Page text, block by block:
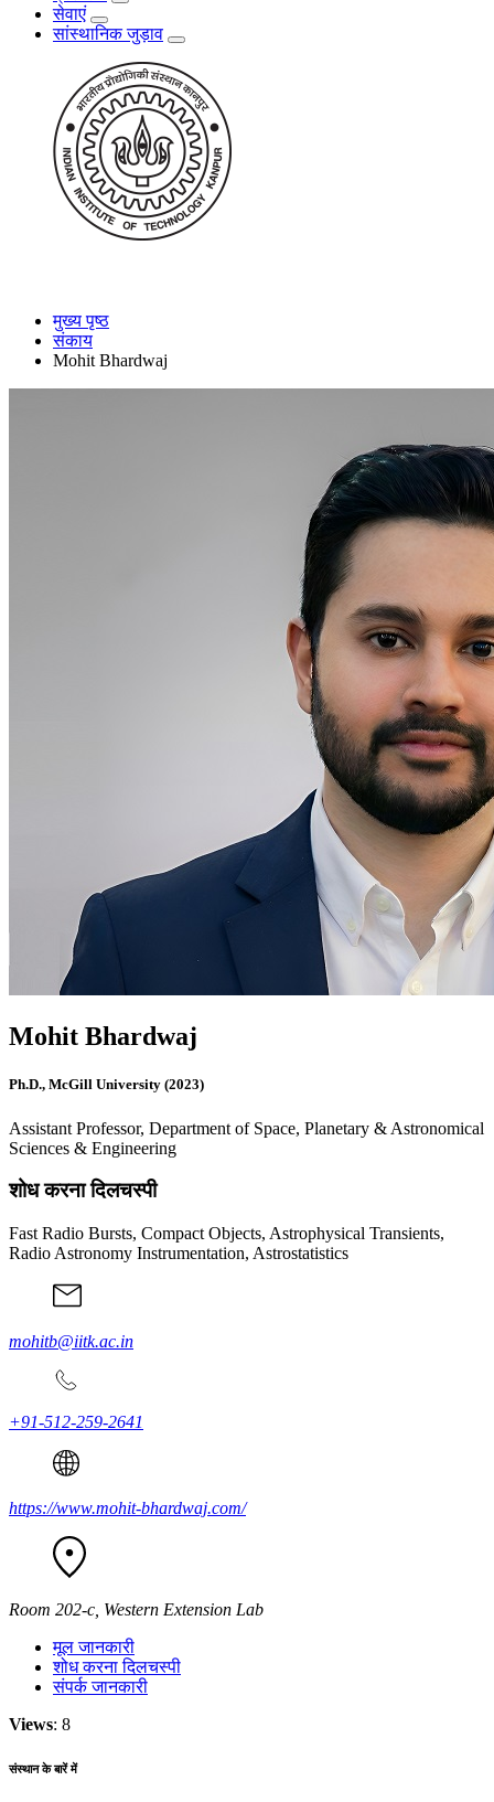
सेवाएं
सांस्थानिक जुड़ाव
मुख्य पृष्ठ
संकाय
Mohit Bhardwaj
Mohit Bhardwaj
Ph.D., McGill University (2023)
Assistant Professor, Department of Space, Planetary & Astronomical
Sciences & Engineering
शोध करना दिलचस्पी
Fast Radio Bursts, Compact Objects, Astrophysical Transients,
Radio Astronomy Instrumentation, Astrostatistics
mohitb@iitk.ac.in
+91-512-259-2641
https://www.mohit-bhardwaj.com/
Room 202-c, Western Extension Lab
मूल जानकारी
शोध करना दिलचस्पी
संपर्क जानकारी
Views: 8
संस्थान के बारें में